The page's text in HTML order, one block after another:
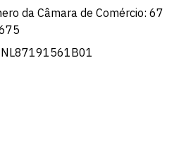
da Câmara de Comércio: 67
NL87191561B01